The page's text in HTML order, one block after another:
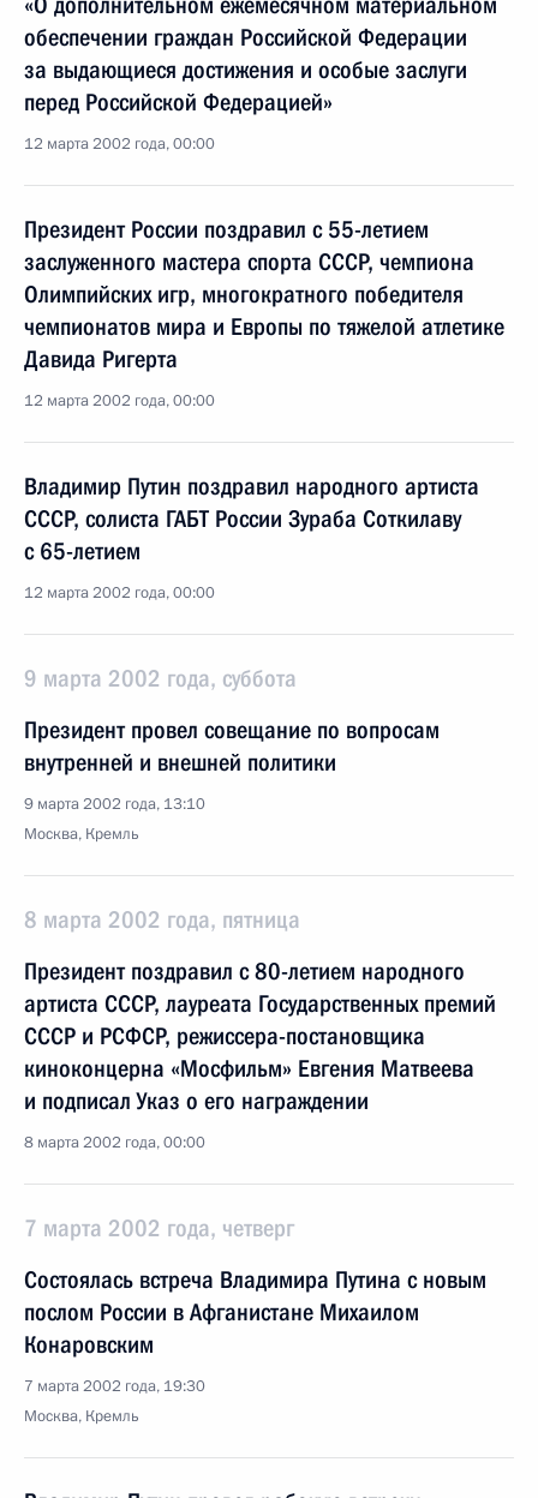
обеспечении граждан Российской Федерации
за выдающиеся достижения и особые заслуги
перед Российской Федерацией»
12 марта 2002 года, 00:00
Президент России поздравил с 55-летием
заслуженного мастера спорта СССР, чемпиона
Олимпийских игр, многократного победителя
чемпионатов мира и Европы по тяжелой атлетике
Давида Ригерта
12 марта 2002 года, 00:00
Владимир Путин поздравил народного артиста
СССР, солиста ГАБТ России Зураба Соткилаву
с 65-летием
12 марта 2002 года, 00:00
9 марта 2002 года, суббота
Президент провел совещание по вопросам
внутренней и внешней политики
9 марта 2002 года, 13:10
Москва, Кремль
8 марта 2002 года, пятница
Президент поздравил с 80-летием народного
артиста СССР, лауреата Государственных премий
СССР и РСФСР, режиссера-постановщика
киноконцерна «Мосфильм» Евгения Матвеева
и подписал Указ о его награждении
8 марта 2002 года, 00:00
7 марта 2002 года, четверг
Состоялась встреча Владимира Путина с новым
послом России в Афганистане Михаилом
Конаровским
7 марта 2002 года, 19:30
Москва, Кремль